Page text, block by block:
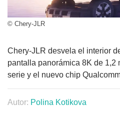
© Chery-JLR
Chery-JLR desvela el interior
pantalla panorámica 8K de 1,2
serie y el nuevo chip
Autor: Polina Kotikova